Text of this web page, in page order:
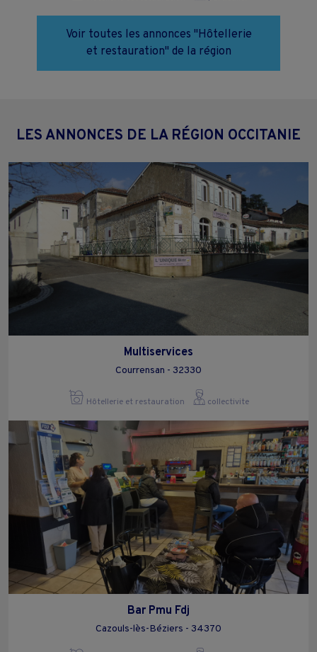
Voir toutes les annonces "Hôtellerie
et restauration" de la région
LES ANNONCES DE LA RÉGION OCCITANIE
Multiservices
Courrensan - 32330
Hôtellerie et restauration collectivite
Bar Pmu Fdj
Cazouls-lès-Béziers - 34370